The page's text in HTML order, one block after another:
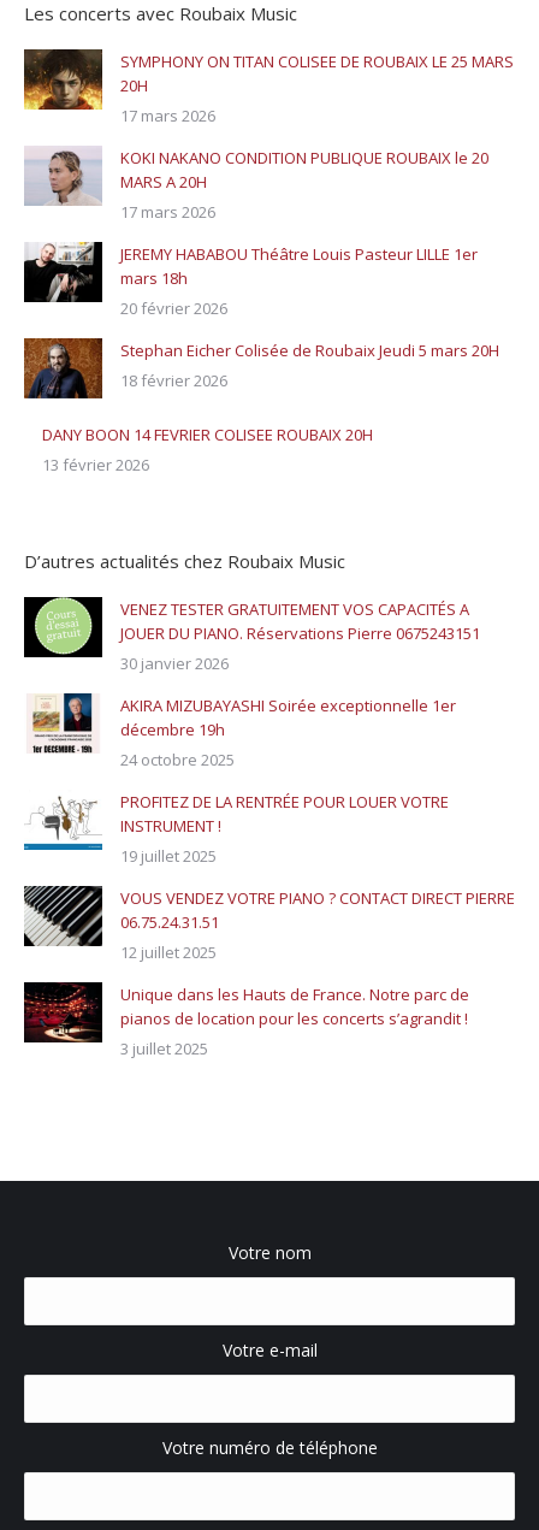
Les concerts avec Roubaix Music
SYMPHONY ON TITAN COLISEE DE ROUBAIX LE 25 MARS
20H
17 mars 2026
KOKI NAKANO CONDITION PUBLIQUE ROUBAIX le 20
MARS A 20H
17 mars 2026
JEREMY HABABOU Théâtre Louis Pasteur LILLE 1er
mars 18h
20 février 2026
Stephan Eicher Colisée de Roubaix Jeudi 5 mars 20H
18 février 2026
DANY BOON 14 FEVRIER COLISEE ROUBAIX 20H
13 février 2026
D’autres actualités chez Roubaix Music
VENEZ TESTER GRATUITEMENT VOS CAPACITÉS A
JOUER DU PIANO. Réservations Pierre 0675243151
30 janvier 2026
AKIRA MIZUBAYASHI Soirée exceptionnelle 1er
décembre 19h
24 octobre 2025
PROFITEZ DE LA RENTRÉE POUR LOUER VOTRE
INSTRUMENT !
19 juillet 2025
VOUS VENDEZ VOTRE PIANO ? CONTACT DIRECT PIERRE
06.75.24.31.51
12 juillet 2025
Unique dans les Hauts de France. Notre parc de
pianos de location pour les concerts s’agrandit !
3 juillet 2025
Votre nom
Votre e-mail
Votre numéro de téléphone